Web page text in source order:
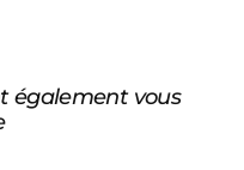
également vous